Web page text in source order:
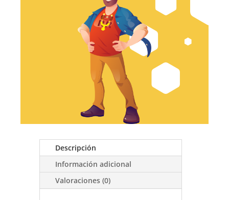
Descripción
Información adicional
Valoraciones (0)